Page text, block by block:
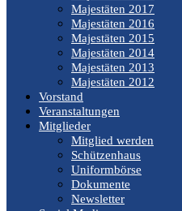
Majestäten 2017
Majestäten 2016
Majestäten 2015
Majestäten 2014
Majestäten 2013
Majestäten 2012
Vorstand
Veranstaltungen
Mitglieder
Mitglied werden
Schützenhaus
Uniformbörse
Dokumente
Newsletter